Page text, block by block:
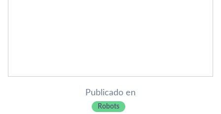
Publicado en
Robots